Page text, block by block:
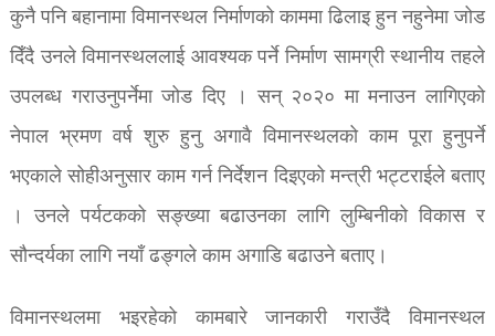
कुनै पनि बहानामा विमानस्थल निर्माणको काममा ढिलाइ हुन नहुनेमा जोड
दिँदै उनले विमानस्थललाई आवश्यक पर्ने निर्माण सामग्री स्थानीय तहले
उपलब्ध गराउनुपर्नेमा जोड दिए । सन् २०२० मा मनाउन लागिएको
नेपाल भ्रमण वर्ष शुरु हुनु अगावै विमानस्थलको काम पूरा हुनुपर्ने
भएकाले सोहीअनुसार काम गर्न निर्देशन दिइएको मन्त्री भट्टराईले बताए
। उनले पर्यटकको सङ्ख्या बढाउनका लागि लुम्बिनीको विकास र
सौन्दर्यका लागि नयाँ ढङ्गले काम अगाडि बढाउने बताए।
विमानस्थलमा भइरहेको कामबारे जानकारी गराउँदै विमानस्थल